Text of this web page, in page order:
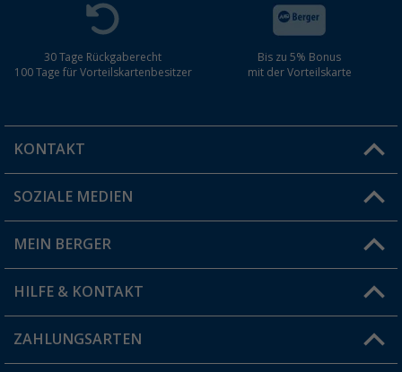
30 Tage Rückgaberecht
100 Tage für Vorteilskartenbesitzer
Bis zu 5% Bonus
mit der Vorteilskarte
KONTAKT
Du hast eine Frage?
Filiale finden
SOZIALE MEDIEN
MEIN BERGER
Vorteilskarte
Blog
HILFE & KONTAKT
FAQ & Kontakt
ZAHLUNGSARTEN